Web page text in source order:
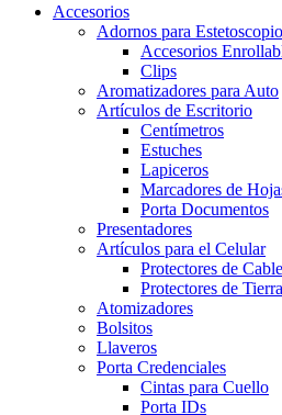
Accesorios
Adornos para Estetoscopio
Accesorios
Clips
Aromatizadores para Auto
Artículos de Escritorio
Centímetros
Estuches
Lapiceros
Marcadores de
Porta Documentos
Presentadores
Artículos para el Celular
Protectores de Cable
Protectores de Tierra
Atomizadores
Bolsitos
Llaveros
Porta Credenciales
Cintas para Cuello
Porta IDs